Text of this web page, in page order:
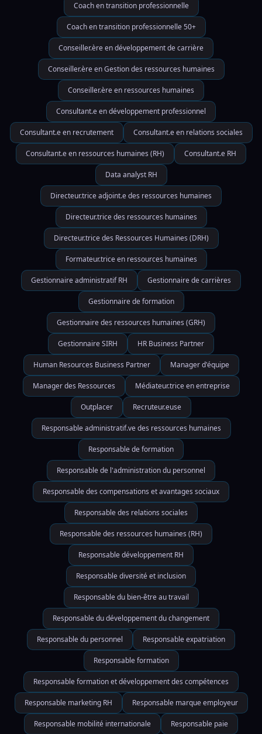
Coach en transition professionnelle
Coach en transition professionnelle 50+
Conseiller.ère en développement de carrière
Conseiller.ère en Gestion des ressources humaines
Conseiller.ère en ressources humaines
Consultant.e en développement professionnel
Consultant.e en recrutement Consultant.e en relations sociales
Consultant.e en ressources humaines (RH) Consultant.e RH
Data analyst RH
Directeur.trice adjoint.e des ressources humaines
Directeur.trice des ressources humaines
Directeur.trice des Ressources Humaines (DRH)
Formateur.trice en ressources humaines
Gestionnaire administratif RH Gestionnaire de carrières
Gestionnaire de formation
Gestionnaire des ressources humaines (GRH)
Gestionnaire SIRH HR Business Partner
Human Resources Business Partner Manager d'équipe
Manager des Ressources Médiateur.trice en entreprise
Outplacer Recruteur.euse
Responsable administratif.ve des ressources humaines
Responsable de formation
Responsable de l'administration du personnel
Responsable des compensations et avantages sociaux
Responsable des relations sociales
Responsable des ressources humaines (RH)
Responsable développement RH
Responsable diversité et inclusion
Responsable du bien-être au travail
Responsable du développement du changement
Responsable du personnel Responsable expatriation
Responsable formation
Responsable formation et développement des compétences
Responsable marketing RH Responsable marque employeur
Responsable mobilité internationale Responsable paie